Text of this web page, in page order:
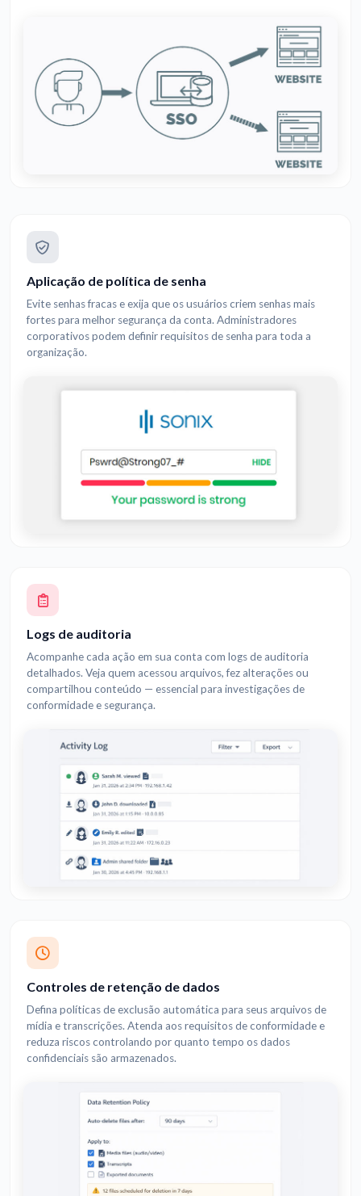
Aplicação de política de senha
Evite senhas fracas e exija que os usuários criem senhas mais
fortes para melhor segurança da conta. Administradores
corporativos podem definir requisitos de senha para toda a
organização.
Logs de auditoria
Acompanhe cada ação em sua conta com logs de auditoria
detalhados. Veja quem acessou arquivos, fez alterações ou
compartilhou conteúdo — essencial para investigações de
conformidade e segurança.
Controles de retenção de dados
Defina políticas de exclusão automática para seus arquivos de
mídia e transcrições. Atenda aos requisitos de conformidade e
reduza riscos controlando por quanto tempo os dados
confidenciais são armazenados.